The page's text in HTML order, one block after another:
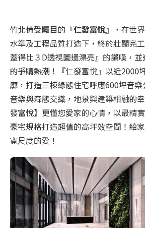
竹北備受矚目的『仁發富悅』，在世
水準及工程品質打造下，終於壯闊完
蓋得比３D透視圖還漂亮』的讚嘆，
的爭購熱潮！『仁發富悅』以近2000
廓，打造三棟綠態住宅呼應600坪音
音樂與森態交織，地景與建築相融的
發富悅】更懂您愛家的心情，以最精
豪宅規格打造超值的高坪效空間！給
寬尺度的愛！